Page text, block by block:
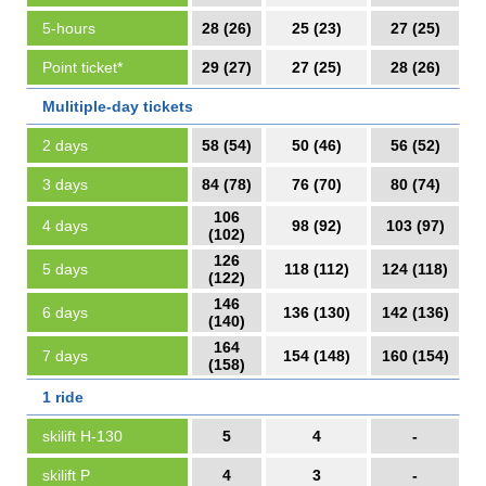
5-hours 28 (26) 25 (23) 27 (25)
Point ticket* 29 (27) 27 (25) 28 (26)
Mulitiple-day tickets
2 days 58 (54) 50 (46) 56 (52)
3 days 84 (78) 76 (70) 80 (74)
4 days
106
(102)
98 (92) 103 (97)
5 days
126
(122)
118 (112) 124 (118)
6 days
146
(140)
136 (130) 142 (136)
7 days
164
(158)
154 (148) 160 (154)
1 ride
skilift H-130 5 4 -
skilift P 4 3 -